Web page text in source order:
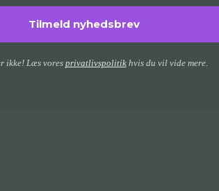
ikke! Læs vores privatlivspolitikhvis du vil vide mere.